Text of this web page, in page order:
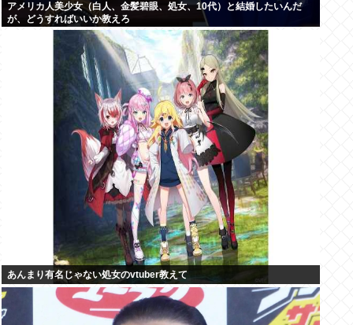
アメリカ人美少女（白人、金髪碧眼、処女、10代）と結婚したいんだ
が、どうすればいいか教えろ
あんまり有名じゃない処女のvtuber教えて